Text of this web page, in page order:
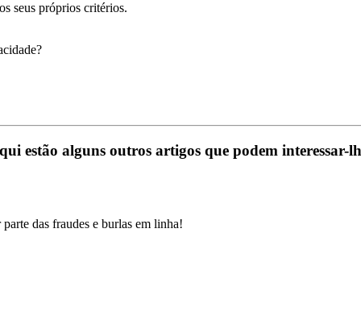
seus próprios critérios.
estão alguns outros artigos que podem interessar-
das fraudes e burlas em linha!